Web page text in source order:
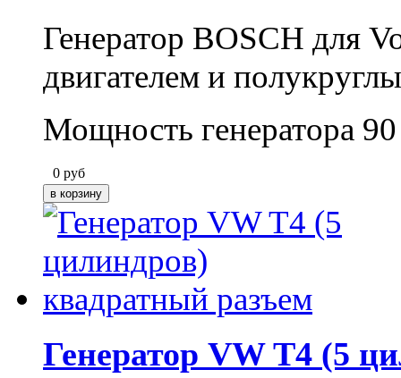
Генератор BOSCH для
двигателем и
Мощность генератора
0 руб
Генератор VW T4 (5